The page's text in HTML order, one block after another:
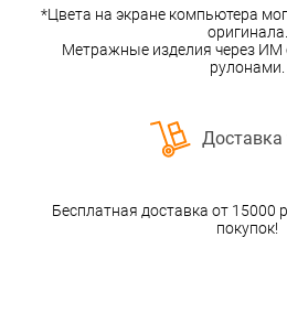
*Цвета на экране компьютера
оригинала.
Метражные изделия через ИМ
рулонами.
Доставка
Бесплатная доставка от 15000
покупок!